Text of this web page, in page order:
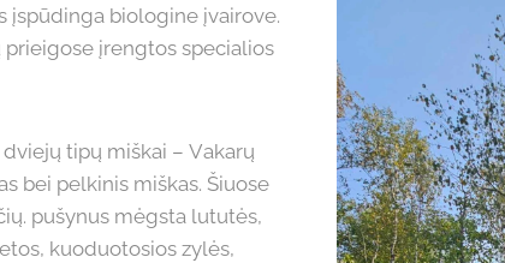
įspūdinga biologine įvairove.
įrengtos specialios
tipų miškai – Vakarų
bei pelkinis miškas. Šiuose
pušynus mėgsta lututės,
kuoduotosios zylės,